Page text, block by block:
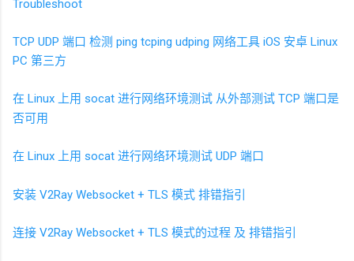
Troubleshoot
TCP UDP 端口 检测 ping tcping udping 网络工具 iOS 安卓 Linux
PC 第三方
在 Linux 上用 socat 进行网络环境测试 从外部测试 TCP 端口是
否可用
在 Linux 上用 socat 进行网络环境测试 UDP 端口
安装 V2Ray Websocket + TLS 模式 排错指引
连接 V2Ray Websocket + TLS 模式的过程 及 排错指引